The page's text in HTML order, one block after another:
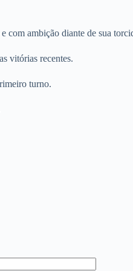
com ambição diante de sua
vitórias recentes.
turno.